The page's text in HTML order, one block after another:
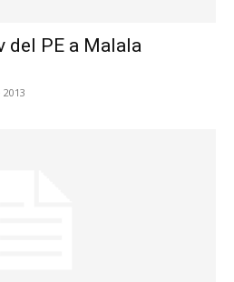
del PE a Malala